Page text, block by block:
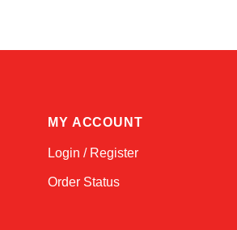
MY ACCOUNT
Login / Register
Order Status